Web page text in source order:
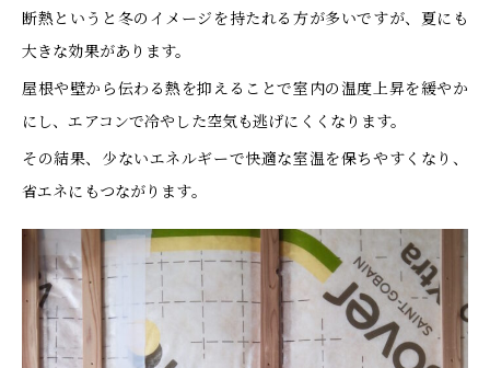
断熱というと冬のイメージを持たれる方が多いですが、夏にも
大きな効果があります。
屋根や壁から伝わる熱を抑えることで室内の温度上昇を緩やか
にし、エアコンで冷やした空気も逃げにくくなります。
その結果、少ないエネルギーで快適な室温を保ちやすくなり、
省エネにもつながります。